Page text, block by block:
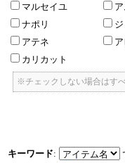
マルセイユ
ナポリ
アテネ
カリカット
※チェックしない場合はす
キーワード: